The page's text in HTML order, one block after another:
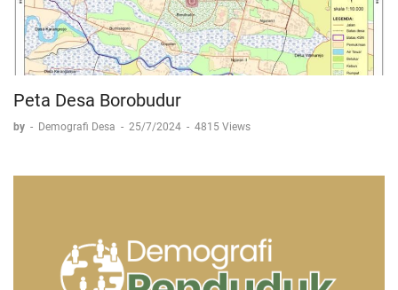
Peta Desa Borobudur
by - Demografi Desa - 25/7/2024 - 4815 Views